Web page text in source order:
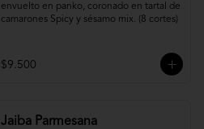
envuelto en panko, coronado en tartal de
camarones Spicy y sésamo mix. (8 cortes)
$9.500
Jaiba Parmesana